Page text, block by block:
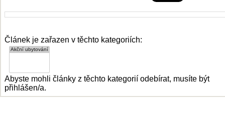
Článek je zařazen v těchto kategoriích:
Abyste mohli články z těchto kategorií odebírat, musíte být
přihlášen/a.